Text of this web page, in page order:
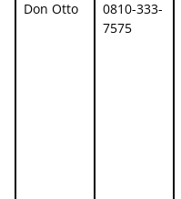
Don Otto
0810-333-
7575